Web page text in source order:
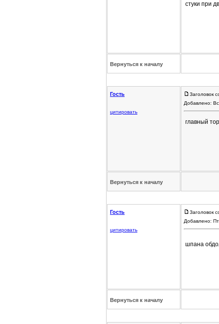
стуки при
Вернуться к началу
Гость
цитировать
Заголовок
Добавлено:
главный
Вернуться к началу
Гость
цитировать
Заголовок
Добавлено:
шпана
Вернуться к началу